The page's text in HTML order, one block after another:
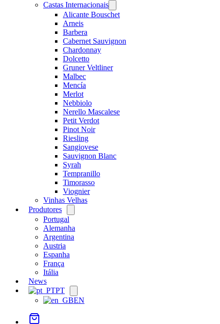
Castas Internacionais
menu
Alicante Bouschet
Arneis
Barbera
Cabernet Sauvignon
Chardonnay
Dolcetto
Gruner Veltliner
Malbec
Mencía
Merlot
Nebbiolo
Nerello Mascalese
Petit Verdot
Pinot Noir
Riesling
Sangiovese
Sauvignon Blanc
Syrah
Tempranillo
Timorasso
Viognier
Vinhas Velhas
Produtores
menu
Portugal
Alemanha
Argentina
Austria
Espanha
França
Itália
News
PT
menu
EN